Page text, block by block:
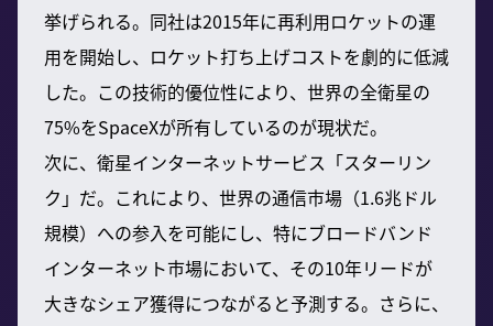
挙げられる。同社は2015年に再利用ロケットの運
用を開始し、ロケット打ち上げコストを劇的に低減
した。この技術的優位性により、世界の全衛星の
75%をSpaceXが所有しているのが現状だ。
次に、衛星インターネットサービス「スターリン
ク」だ。これにより、世界の通信市場（1.6兆ドル
規模）への参入を可能にし、特にブロードバンド
インターネット市場において、その10年リードが
大きなシェア獲得につながると予測する。さらに、